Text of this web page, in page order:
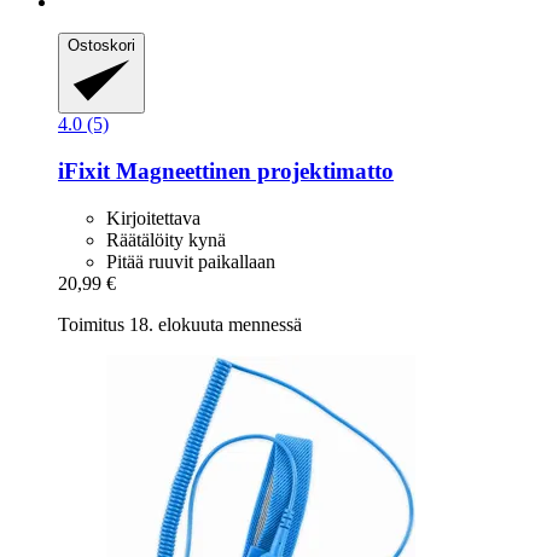
Ostoskori
4.0 (5)
iFixit Magneettinen projektimatto
Kirjoitettava
Räätälöity kynä
Pitää ruuvit paikallaan
20,99 €
Toimitus 18. elokuuta mennessä